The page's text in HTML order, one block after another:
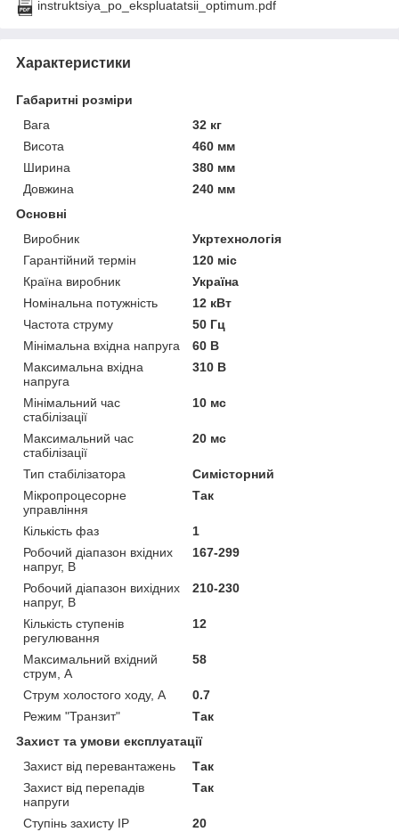
instruktsiya_po_ekspluatatsii_optimum.pdf
Характеристики
Габаритні розміри
Вага
32 кг
Висота
460 мм
Ширина
380 мм
Довжина
240 мм
Основні
Виробник
Укртехнологія
Гарантійний термін
120 міс
Країна виробник
Україна
Номінальна потужність
12 кВт
Частота струму
50 Гц
Мінімальна вхідна напруга
60 В
Максимальна вхідна
напруга
310 В
Мінімальний час
стабілізації
10 мс
Максимальний час
стабілізації
20 мс
Тип стабілізатора
Симісторний
Мікропроцесорне
управління
Так
Кількість фаз
1
Робочий діапазон вхідних
напруг, В
167-299
Робочий діапазон вихідних
напруг, В
210-230
Кількість ступенів
регулювання
12
Максимальний вхідний
струм, А
58
Струм холостого ходу, А
0.7
Режим "Транзит"
Так
Захист та умови експлуатації
Захист від перевантажень
Так
Захист від перепадів
напруги
Так
Ступінь захисту IP
20